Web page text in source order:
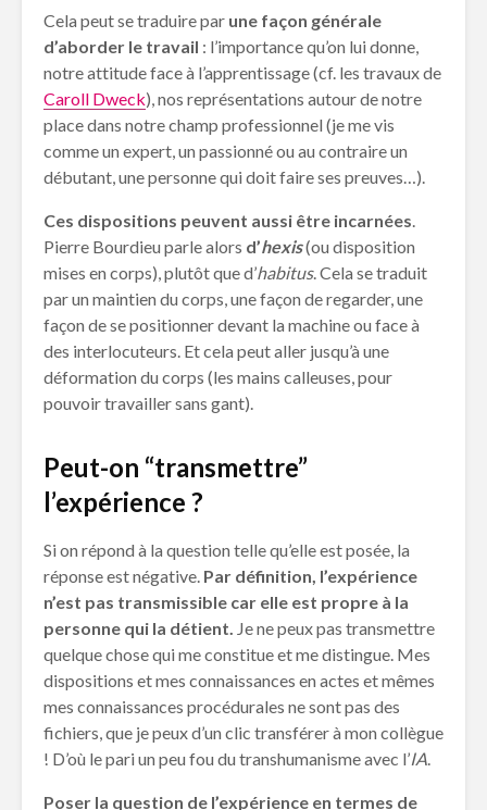
Cela peut se traduire par une façon générale
d’aborder le travail : l’importance qu’on lui donne,
notre attitude face à l’apprentissage (cf. les travaux de
Caroll Dweck), nos représentations autour de notre
place dans notre champ professionnel (je me vis
comme un expert, un passionné ou au contraire un
débutant, une personne qui doit faire ses preuves…).
Ces dispositions peuvent aussi être incarnées.
Pierre Bourdieu parle alors d’hexis(ou disposition
mises en corps), plutôt que d’habitus. Cela se traduit
par un maintien du corps, une façon de regarder, une
façon de se positionner devant la machine ou face à
des interlocuteurs. Et cela peut aller jusqu’à une
déformation du corps (les mains calleuses, pour
pouvoir travailler sans gant).
Peut-on “transmettre”
l’expérience ?
Si on répond à la question telle qu’elle est posée, la
réponse est négative. Par définition, l’expérience
n’est pas transmissible car elle est propre à la
personne qui la détient. Je ne peux pas transmettre
quelque chose qui me constitue et me distingue. Mes
dispositions et mes connaissances en actes et mêmes
mes connaissances procédurales ne sont pas des
fichiers, que je peux d’un clic transférer à mon collègue
! D’où le pari un peu fou du transhumanisme avec l’IA.
Poser la question de l’expérience en termes de